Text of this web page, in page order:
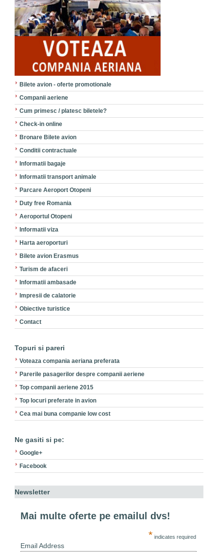
Bilete avion - oferte promotionale
Companii aeriene
Cum primesc / platesc biletele?
Check-in online
Bronare Bilete avion
Conditii contractuale
Informatii bagaje
Informatii transport animale
Parcare Aeroport Otopeni
Duty free Romania
Aeroportul Otopeni
Informatii viza
Harta aeroporturi
Bilete avion Erasmus
Turism de afaceri
Informatii ambasade
Impresii de calatorie
Obiective turistice
Contact
Topuri si pareri
Voteaza compania aeriana preferata
Parerile pasagerilor despre companii aeriene
Top companii aeriene 2015
Top locuri preferate in avion
Cea mai buna companie low cost
Ne gasiti si pe:
Google+
Facebook
Newsletter
Mai multe oferte pe emailul dvs!
* indicates required
Email Address